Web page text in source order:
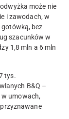
może nie
i zawodach, w
gotówką, bez
szacunków w
1,8 mln a 6 mln
tys.
B&Q –
umowach,